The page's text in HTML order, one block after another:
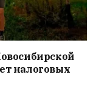
налоговых